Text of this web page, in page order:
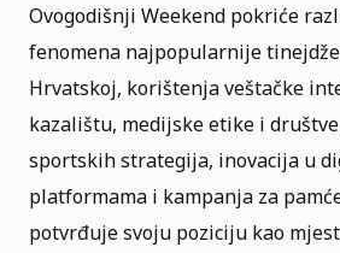
Ovogodišnji Weekend pokriće
fenomena najpopularnije
Hrvatskoj, korištenja veštačke
kazalištu, medijske etike i
sportskih strategija, inovacija u
platformama i kampanja za
potvrđuje svoju poziciju kao